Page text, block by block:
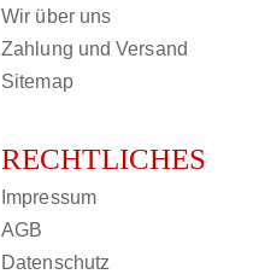
Wir über uns
Zahlung und Versand
Sitemap
RECHTLICHES
Impressum
AGB
Datenschutz